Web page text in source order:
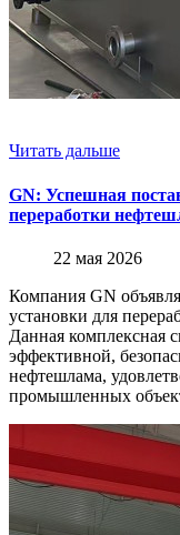
Читать дальше
GN: Успешная
переработки
22 мая 2026
Компания GN
установки для
Данная комплексная
эффективной,
нефтешлама,
промышленных